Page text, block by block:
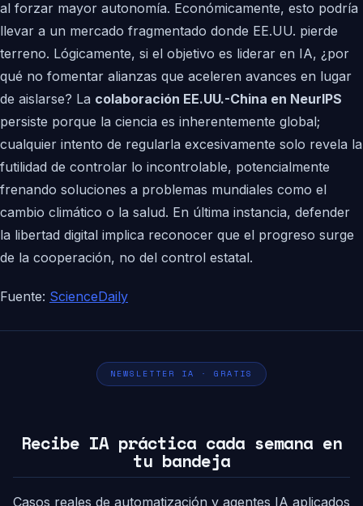
al forzar mayor autonomía. Económicamente, esto podría
llevar a un mercado fragmentado donde EE.UU. pierde
terreno. Lógicamente, si el objetivo es liderar en IA, ¿por
qué no fomentar alianzas que aceleren avances en lugar
de aislarse? La colaboración EE.UU.-China en NeurIPS
persiste porque la ciencia es inherentemente global;
cualquier intento de regularla excesivamente solo revela la
futilidad de controlar lo incontrolable, potencialmente
frenando soluciones a problemas mundiales como el
cambio climático o la salud. En última instancia, defender
la libertad digital implica reconocer que el progreso surge
de la cooperación, no del control estatal.
Fuente: ScienceDaily
NEWSLETTER IA · GRATIS
Recibe IA práctica cada semana en
tu bandeja
Casos reales de automatización y agentes IA aplicados